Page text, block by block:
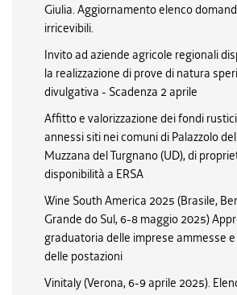
Giulia. Aggiornamento elenco
irricevibili.
Invito ad aziende agricole regionali
la realizzazione di prove di natura
divulgativa - Scadenza 2 aprile
Affitto e valorizzazione dei fondi
annessi siti nei comuni di Palazzolo
Muzzana del Turgnano (UD), di
disponibilità a ERSA
Wine South America 2025 (Brasile,
Grande do Sul, 6-8 maggio 2025)
graduatoria delle imprese ammesse
delle postazioni
Vinitaly (Verona, 6-9 aprile 2025).